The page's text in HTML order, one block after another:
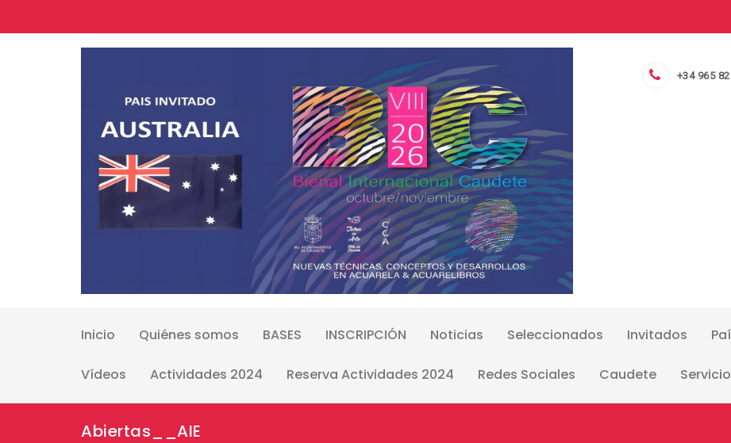
+34 965
Inicio Quiénes somos BASES INSCRIPCIÓN Noticias Seleccionados Invitados
Vídeos Actividades 2024 Reserva Actividades 2024 Redes Sociales Caudete
Abiertas__AIE